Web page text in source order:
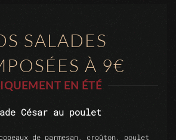
SALADES
À 9€
EN ÉTÉ
César au poulet
de parmesan, croûton, poulet